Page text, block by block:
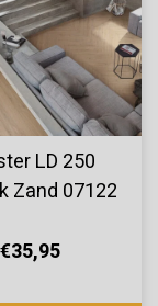
LD 250
Zand 07122
€35,95